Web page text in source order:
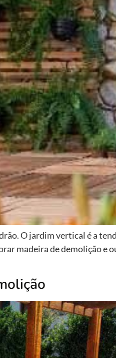
O jardim vertical é a
madeira de demolição e